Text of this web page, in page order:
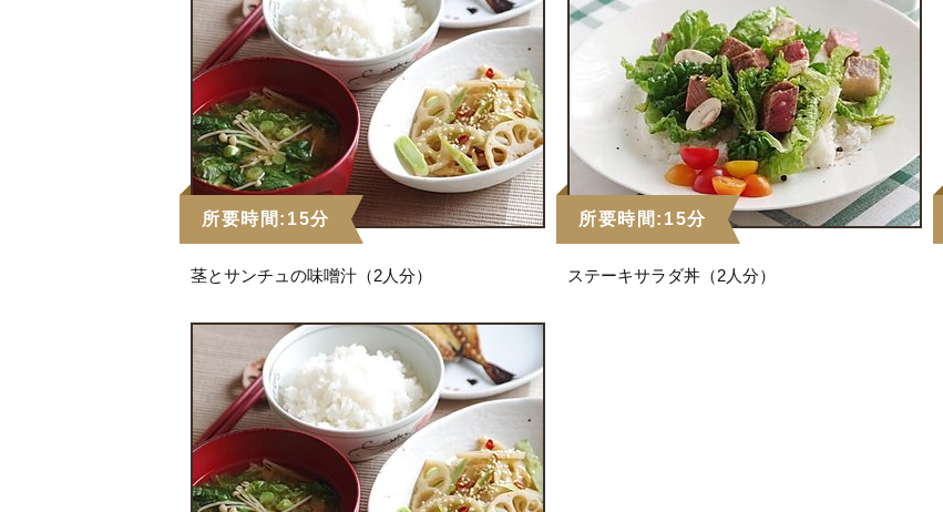
所要時間:15分
茎とサンチュの味噌汁（2人分）
所要時間:15分
ステーキサラダ丼（2人分）